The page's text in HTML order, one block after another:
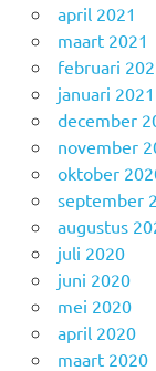
april 2021
maart 2021
februari
januari 2021
december
november
oktober
september
augustus
juli 2020
juni 2020
mei 2020
april 2020
maart 2020